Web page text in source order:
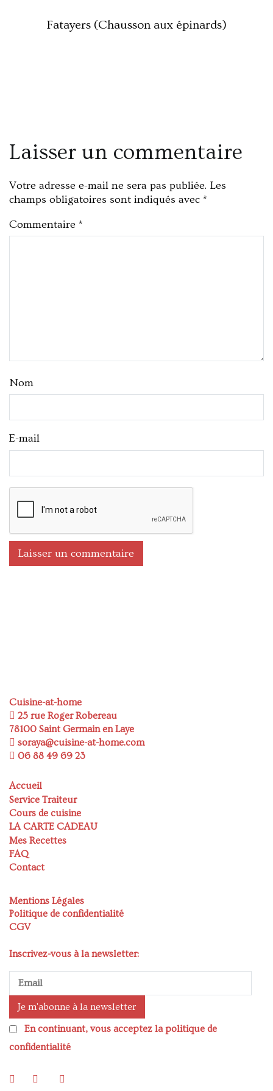
Fatayers (Chausson aux épinards)
Laisser un commentaire
Votre adresse e-mail ne sera pas publiée. Les
champs obligatoires sont indiqués avec *
Commentaire *
Nom
E-mail
Cuisine-at-home
25 rue Roger Robereau
78100 Saint Germain en Laye
soraya@cuisine-at-home.com
06 88 49 69 23
Accueil
Service Traiteur
Cours de cuisine
LA CARTE CADEAU
Mes Recettes
FAQ
Contact
Mentions Légales
Politique de confidentialité
CGV
Inscrivez-vous à la newsletter:
En continuant, vous acceptez la politique de
confidentialité